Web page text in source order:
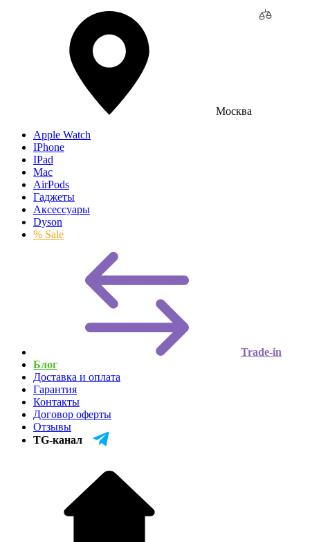
Москва
Apple Watch
IPhone
IPad
Mac
AirPods
Гаджеты
Аксессуары
Dyson
% Sale
Trade-in
Блог
Доставка и оплата
Гарантия
Контакты
Договор оферты
Отзывы
TG-канал